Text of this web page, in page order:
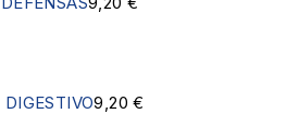
DIGESTIVO9,20€